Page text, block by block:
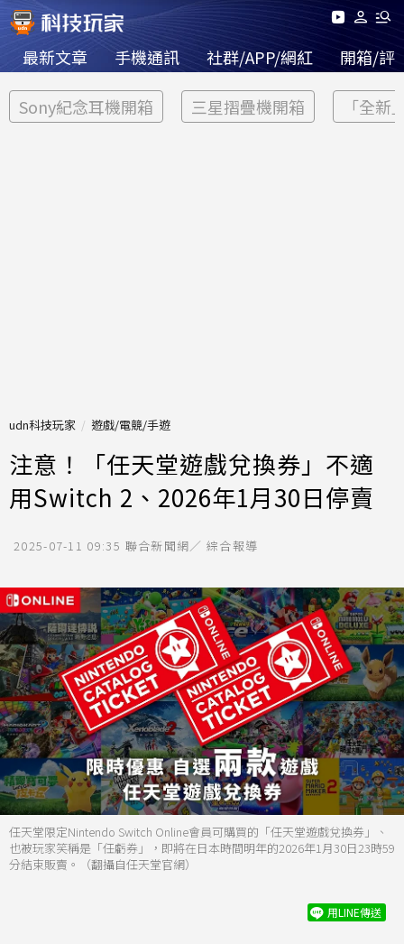
最新文章 手機通訊 社群/APP/網紅 開箱/評
Sony紀念耳機開箱 三星摺疊機開箱 「全新
udn科技玩家 遊戲/電競/手遊
注意！「任天堂遊戲兌換券」不適
用Switch 2、2026年1月30日停賣
2025-07-11 09:35 聯合新聞網／ 綜合報導
任天堂限定Nintendo Switch Online會員可購買的「任天堂遊戲兌換券」、
也被玩家笑稱是「任虧券」，即將在日本時間明年的2026年1月30日23時59
分結束販賣。（翻攝自任天堂官網）
用LINE傳送